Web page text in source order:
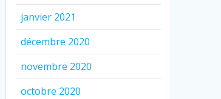
janvier 2021
décembre 2020
novembre 2020
octobre 2020